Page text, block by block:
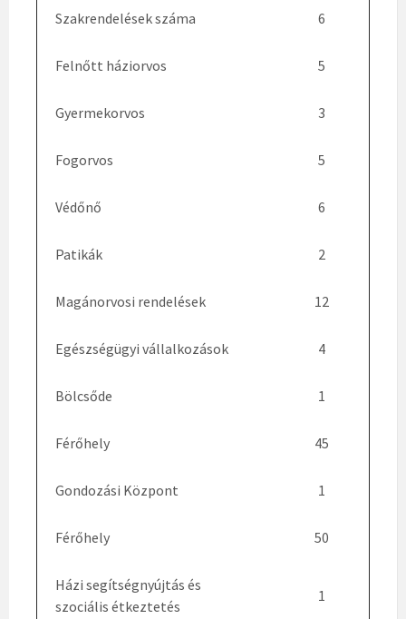
Szakrendelések száma 6
Felnőtt háziorvos 5
Gyermekorvos 3
Fogorvos 5
Védőnő 6
Patikák 2
Magánorvosi rendelések 12
Egészségügyi vállalkozások 4
Bölcsőde 1
Férőhely 45
Gondozási Központ 1
Férőhely 50
Házi segítségnyújtás és
szociális étkeztetés
1